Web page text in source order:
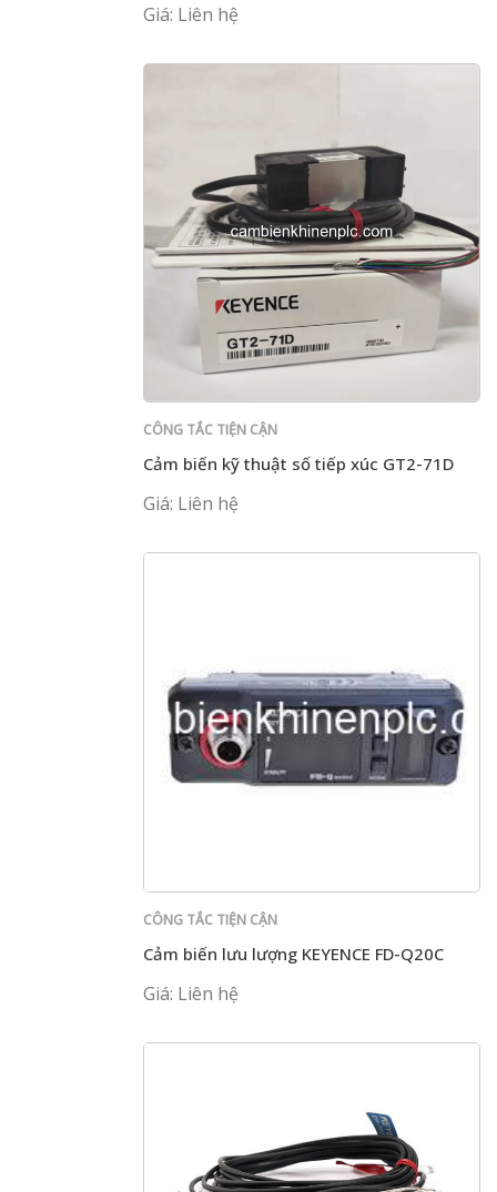
Giá: Liên hệ
CÔNG TẮC TIỆN CẬN
Cảm biến kỹ thuật số tiếp xúc GT2-71D
Giá: Liên hệ
CÔNG TẮC TIỆN CẬN
Cảm biến lưu lượng KEYENCE FD-Q20C
Giá: Liên hệ